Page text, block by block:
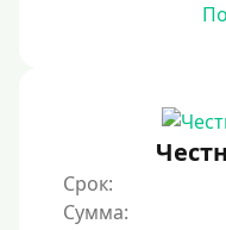
На Яндекс Деньги
Без привязки карты
На Киви (Qiwi) кошелек
Срок:
Сумма: